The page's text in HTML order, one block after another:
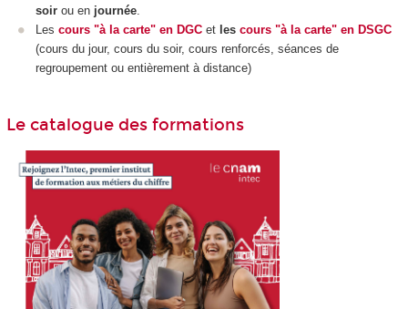
soir ou en journée
Les cours "à la carte" en DGC et les cours "à la carte" en DSGC
(cours du jour, cours du soir, cours renforcés, séances de
regroupement ou entièrement à distance)
Le catalogue des formations